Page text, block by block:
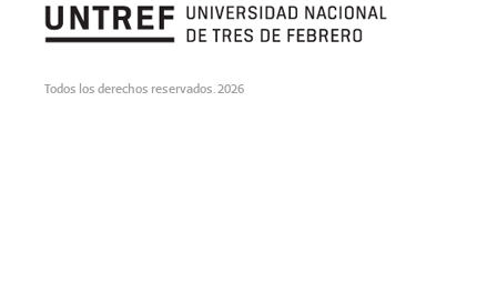
Todos los derechos reservados. 2026